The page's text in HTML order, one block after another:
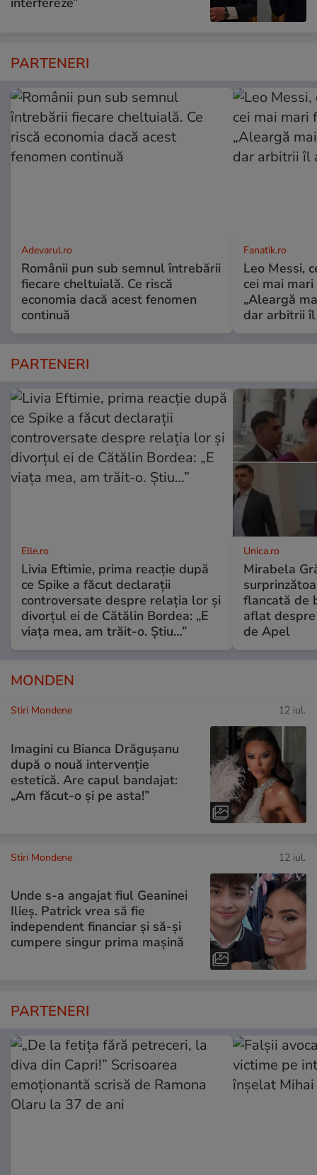
PARTENERI
Adevarul.ro
Românii pun sub semnul întrebării
fiecare cheltuială. Ce riscă
economia dacă acest fenomen
continuă
Fanatik.ro
Leo Messi,
cei mai
„Aleargă
dar arbitrii îl
PARTENERI
Elle.ro
Livia Eftimie, prima reacție după
ce Spike a făcut declarații
controversate despre relația lor și
divorțul ei de Cătălin Bordea: „E
viața mea, am trăit-o. Știu…”
Unica.ro
Mirabela
flancată de
aflat
de Apel
MONDEN
Stiri Mondene 12 iul.
Imagini cu Bianca Drăgușanu
după o nouă intervenție
estetică. Are capul bandajat:
„Am făcut-o și pe asta!”
Stiri Mondene 12 iul.
Unde s-a angajat fiul Geaninei
Ilieș. Patrick vrea să fie
independent financiar și să-și
cumpere singur prima mașină
PARTENERI